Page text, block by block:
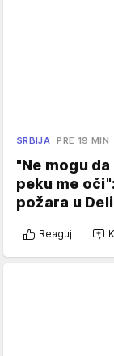
SRBIJA PRE 19 MIN
"Ne mogu
peku me
požara u
Reaguj